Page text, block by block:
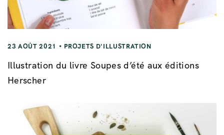
23 AOÛT 2021 PROJETS D'ILLUSTRATION
Illustration du livre Soupes d’été aux éditions
Herscher